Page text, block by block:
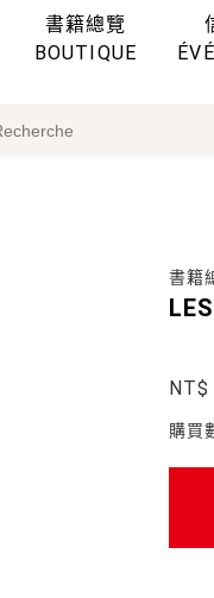
書籍總覽
BOUTIQUE
書籍
NT$
購買